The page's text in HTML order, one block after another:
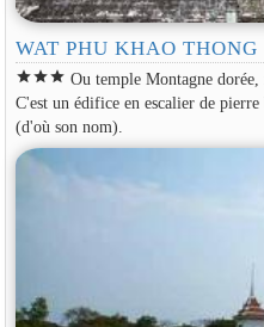
WAT PHU KHAO THONG
starstarstar Ou temple Montagne
C'est un édifice en escalier de
(d'où son nom).